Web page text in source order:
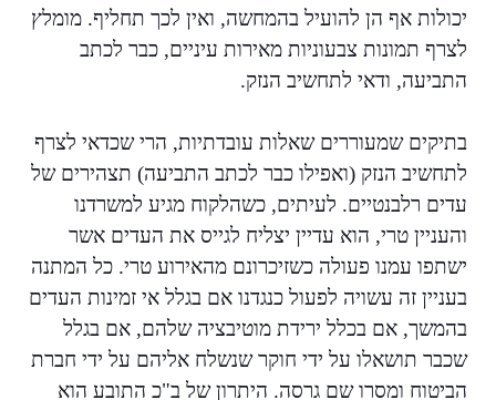
יכולות אף הן להועיל בהמחשה, ואין לכך תחליף. מומלץ
לצרף תמונות צבעוניות מאירות עיניים, כבר לכתב
התביעה, ודאי לתחשיב הנזק.
בתיקים שמעוררים שאלות עובדתיות, הרי שכדאי לצרף
לתחשיב הנזק (ואפילו כבר לכתב התביעה) תצהירים של
עדים רלבנטיים. לעיתים, כשהלקוח מגיע למשרדנו
והעניין טרי, הוא עדיין יצליח לגייס את העדים אשר
ישתפו עמנו פעולה כשזיכרונם מהאירוע טרי. כל המתנה
בעניין זה עשויה לפעול כנגדנו אם בגלל אי זמינות העדים
בהמשך, אם בכלל ירידת מוטיבציה שלהם, אם בגלל
שכבר תושאלו על ידי חוקר שנשלח אליהם על ידי חברת
הביטוח ומסרו שם גרסה. היתרון של ב"כ התובע הוא